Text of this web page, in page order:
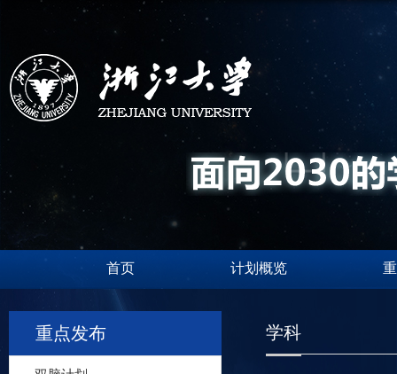
首页 计划概览
重点发布 学科